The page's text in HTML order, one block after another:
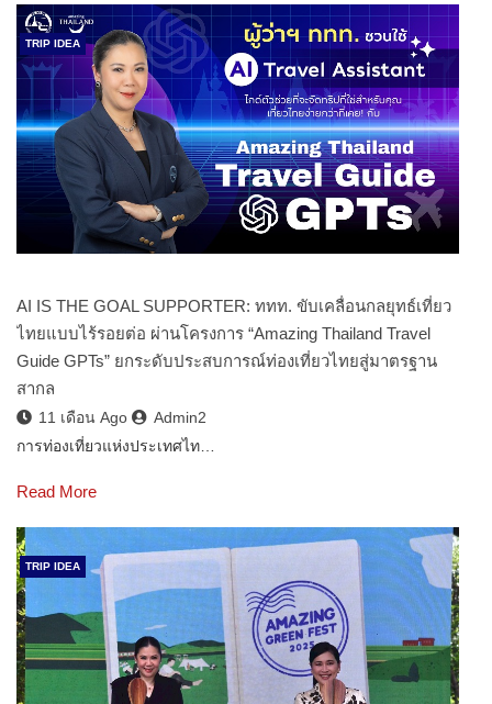
TRIP IDEA
AI IS THE GOAL SUPPORTER: ททท. ขับเคลื่อนกลยุทธ์เที่ยว
ไทยแบบไร้รอยต่อ ผ่านโครงการ “Amazing Thailand Travel
Guide GPTs” ยกระดับประสบการณ์ท่องเที่ยวไทยสู่มาตรฐาน
สากล
11 เดือน Ago
Admin2
การท่องเที่ยวแห่งประเทศไท…
Read More
TRIP IDEA